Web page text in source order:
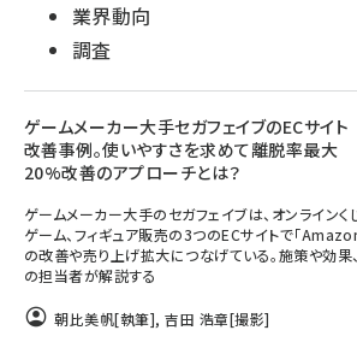
業界動向
調査
ゲームメーカー大手セガフェイブのECサイト
改善事例。使いやすさを求めて離脱率最大
20%改善のアプローチとは？
ゲームメーカー大手のセガフェイブは、オンラインく
ゲーム、フィギュア販売の3つのECサイトで「
の改善や売り上げ拡大につなげている。施策や効果
の担当者が解説する
朝比美帆[執筆],吉田 浩章[撮影]